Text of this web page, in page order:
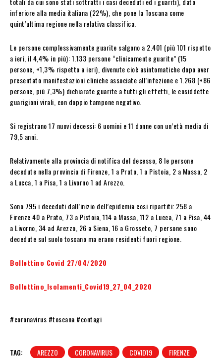
inferiore alla media italiana (22%), che pone la Toscana come
quint’ultima regione nella relativa classifica.
Le persone complessivamente guarite salgono a 2.401 (più 101 rispetto
a ieri, il 4,4% in più): 1.133 persone “clinicamente guarite” (15
persone, +1,3% rispetto a ieri), divenute cioè asintomatiche dopo aver
presentato manifestazioni cliniche associate all’infezione e 1.268 (+86
persone, più 7,3%) dichiarate guarite a tutti gli effetti, le cosiddette
guarigioni virali, con doppio tampone negativo.
Si registrano 17 nuovi decessi: 6 uomini e 11 donne con un’età media di
79,5 anni.
Relativamente alla provincia di notifica del decesso, 8 le persone
decedute nella provincia di Firenze, 1 a Prato, 1 a Pistoia, 2 a Massa, 2
a Lucca, 1 a Pisa, 1 a Livorno 1 ad Arezzo.
Sono 795 i deceduti dall’inizio dell’epidemia cosi ripartiti: 258 a
Firenze 40 a Prato, 73 a Pistoia, 114 a Massa, 112 a Lucca, 71 a Pisa, 44
a Livorno, 34 ad Arezzo, 26 a Siena, 16 a Grosseto, 7 persone sono
decedute sul suolo toscano ma erano residenti fuori regione.
Bollettino Covid 27/04/2020
Bollettino_Isolamenti_Covid19_27_04_2020
#coronavirus #toscana #contagi
TAG: AREZZO CORONAVIRUS COVID19
FIRENZE